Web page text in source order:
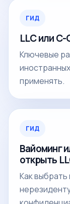
ГИД
LLC или
Ключевые
применять.
ГИД
Вайоминг
открыть
Как выбрать